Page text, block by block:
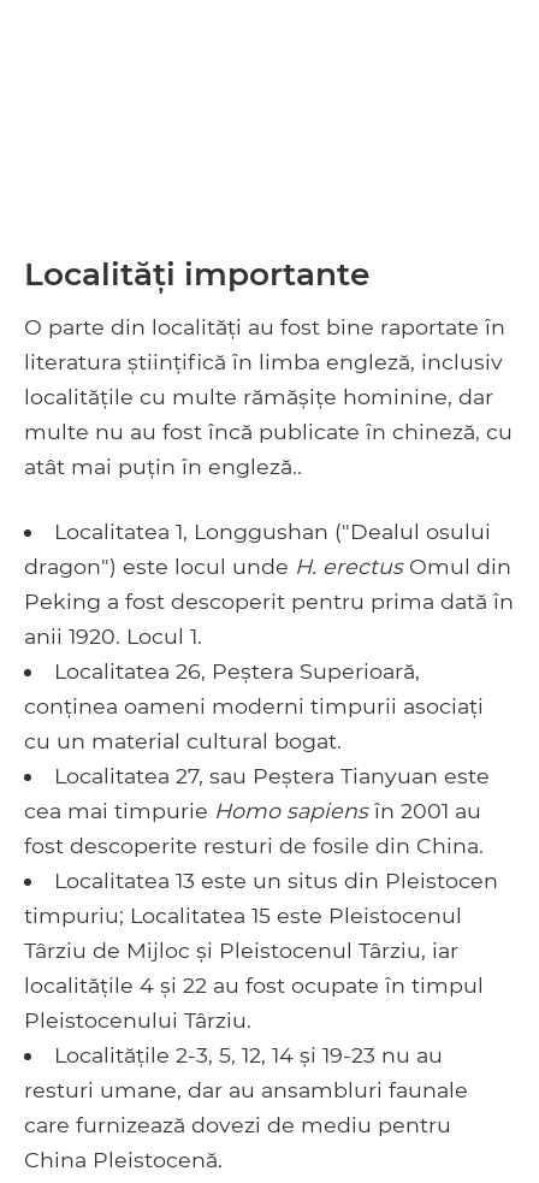
Localități importante
O parte din localități au fost bine raportate în
literatura științifică în limba engleză, inclusiv
localitățile cu multe rămășițe hominine, dar
multe nu au fost încă publicate în chineză, cu
atât mai puțin în engleză..
Localitatea 1, Longgushan ("Dealul osului
dragon") este locul unde H. erectusOmul din
Peking a fost descoperit pentru prima dată în
anii 1920. Locul 1.
Localitatea 26, Peștera Superioară,
conținea oameni moderni timpurii asociați
cu un material cultural bogat.
Localitatea 27, sau Peștera Tianyuan este
cea mai timpurie Homo sapiensîn 2001 au
fost descoperite resturi de fosile din China.
Localitatea 13 este un situs din Pleistocen
timpuriu; Localitatea 15 este Pleistocenul
Târziu de Mijloc și Pleistocenul Târziu, iar
localitățile 4 și 22 au fost ocupate în timpul
Pleistocenului Târziu.
Localitățile 2-3, 5, 12, 14 și 19-23 nu au
resturi umane, dar au ansambluri faunale
care furnizează dovezi de mediu pentru
China Pleistocenă.